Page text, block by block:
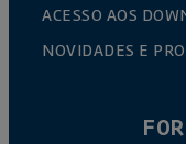
ACESSO AOS
NOVIDADES E